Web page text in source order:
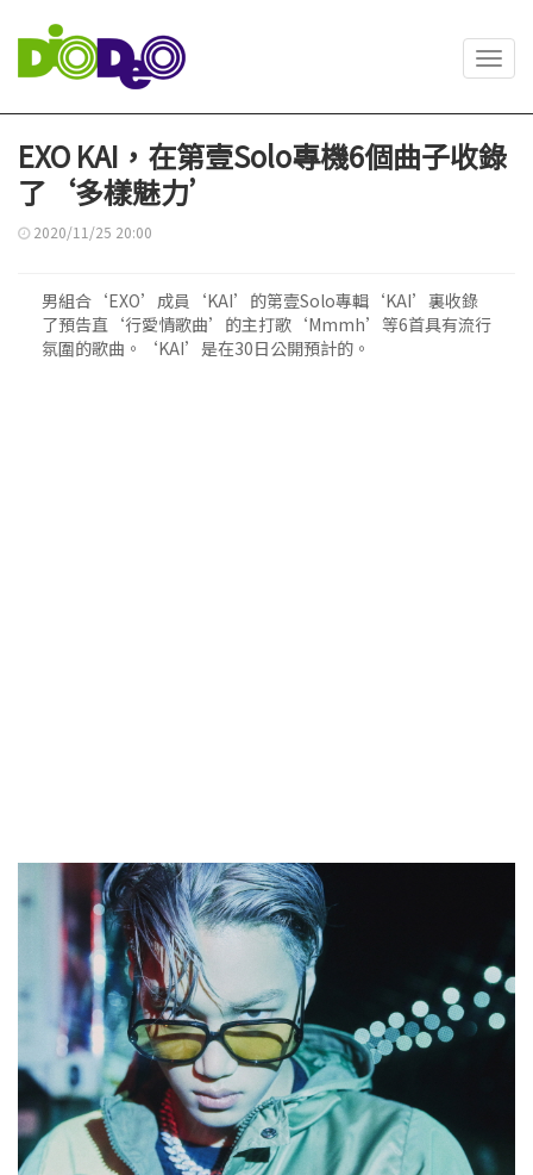
EXO KAI，在第壹Solo專機6個曲子收錄
了‘多樣魅力’
2020/11/25 20:00
男組合‘EXO’成員‘KAI’的第壹Solo專輯‘KAI’裏收錄
了預告直‘行愛情歌曲’的主打歌‘Mmmh’等6首具有流行
氛圍的歌曲。‘KAI’是在30日公開預計的。